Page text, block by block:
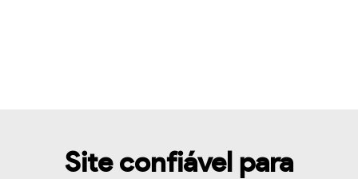
Site confiável para